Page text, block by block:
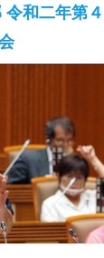
和二年第４